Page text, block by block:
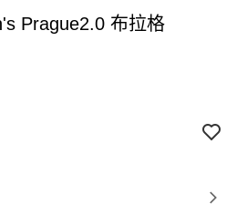
Prague2.0 布拉格